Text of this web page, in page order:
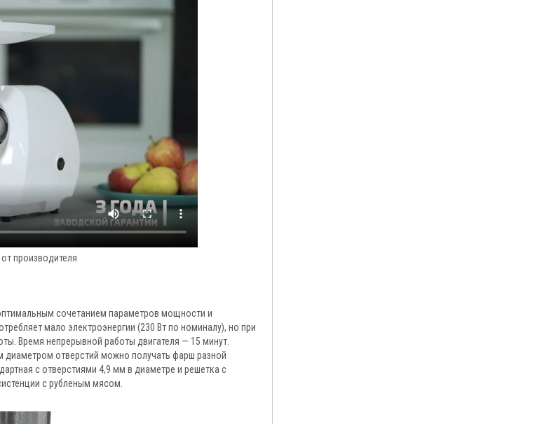
производителя
сочетанием параметров мощности и
мало электроэнергии (230 Вт по номиналу), но при
Время непрерывной работы двигателя — 15 минут.
отверстий можно получать фарш разной
с отверстиями 4,9 мм в диаметре и решетка с
с рубленым мясом.